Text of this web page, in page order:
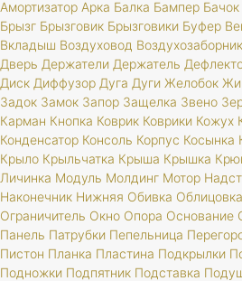
Амортизатор Арка Балка Бампер Бачок
Брызг Брызговик Брызговики Буфер
Вкладыш Воздуховод Воздухозаборник
Дверь Держатели Держатель
Диск Диффузор Дуга Дуги Желобок
Задок Замок Запор Защелка Звено
Карман Кнопка Коврик Коврики Кожух
Конденсатор Консоль Корпус Косынка
Крыло Крыльчатка Крыша Крышка
Личинка Модуль Молдинг Мотор
Наконечник Нижняя Обивка Облицовка
Ограничитель Окно Опора Основание
Панель Патрубки Пепельница
Пистон Планка Пластина Подкрылки
Подножки Подпятник Подставка